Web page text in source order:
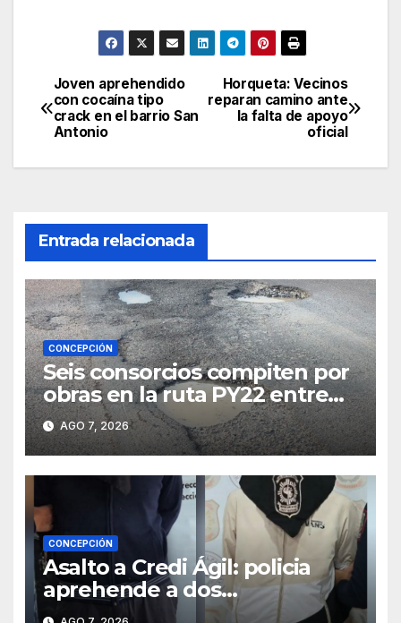
Navegación
de
entradas
Horqueta: Vecinos
reparan camino ante
la falta de apoyo
oficial
Joven aprehendido
con cocaína tipo
crack en el barrio San
Antonio
Entrada relacionada
CONCEPCIÓN
Seis consorcios compiten por
obras en la ruta PY22 entre
Concepción y Vallemí
AGO 7, 2026
CONCEPCIÓN
Asalto a Credi Ágil: policia
aprehende a dos
sospechosos e incauta